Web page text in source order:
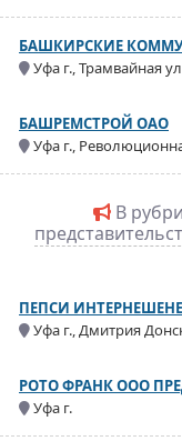
БАШКИРСКИЕ
Уфа г., Трамвайная
БАШРЕМСТРОЙ ОАО
Уфа г.,
В
ПЕПСИ
Уфа г., Дмитрия
РОТО ФРАНК ООО
Уфа г.